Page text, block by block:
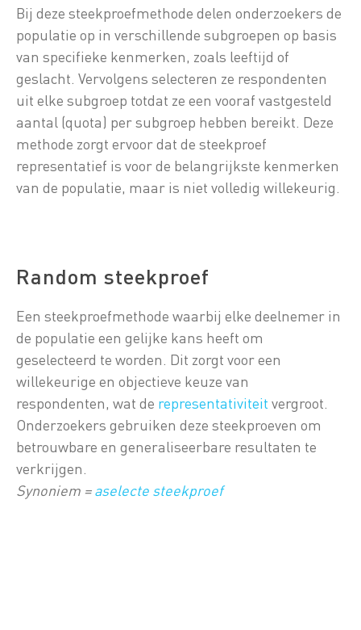
Bij deze steekproefmethode delen onderzoekers de
populatie op in verschillende subgroepen op basis
van specifieke kenmerken, zoals leeftijd of
geslacht. Vervolgens selecteren ze respondenten
uit elke subgroep totdat ze een vooraf vastgesteld
aantal (quota) per subgroep hebben bereikt. Deze
methode zorgt ervoor dat de steekproef
representatief is voor de belangrijkste kenmerken
van de populatie, maar is niet volledig willekeurig.
Random steekproef
Een steekproefmethode waarbij elke deelnemer in
de populatie een gelijke kans heeft om
geselecteerd te worden. Dit zorgt voor een
willekeurige en objectieve keuze van
respondenten, wat de representativiteit vergroot.
Onderzoekers gebruiken deze steekproeven om
betrouwbare en generaliseerbare resultaten te
verkrijgen.
Synoniem =aselecte steekproef